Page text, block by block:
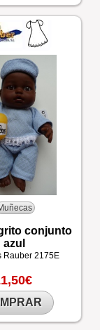
conjunto
azul
Rauber 2175E